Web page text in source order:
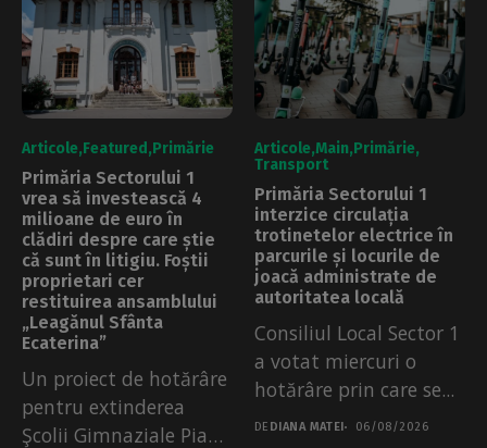
Articole Featured Primărie
Primăria Sectorului 1
vrea să investească 4
milioane de euro în
clădiri despre care știe
că sunt în litigiu. Foștii
proprietari cer
restituirea ansamblului
„Leagănul Sfânta
Ecaterina”
Un proiect de hotărâre
pentru extinderea
Şcolii Gimnaziale Pia
Articole Main Primărie
Transport
Primăria Sectorului 1
interzice circulația
trotinetelor electrice în
parcurile și locurile de
joacă administrate de
autoritatea locală
Consiliul Local Sector 1
a votat miercuri o
hotărâre prin care se...
DE DIANA MATEI 06/08/2026